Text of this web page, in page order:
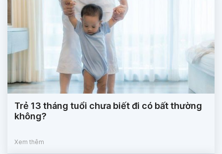
Trẻ 13 tháng tuổi chưa biết đi có bất thường
không?
Xem thêm